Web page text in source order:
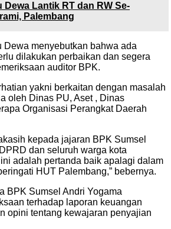
Dewa Lantik RT dan RW Se-
Palembang
Dewa menyebutkan bahwa ada
dilakukan perbaikan dan segera
auditor BPK.
yakni berkaitan dengan masalah
oleh Dinas PU, Aset , Dinas
Organisasi Perangkat Daerah
kepada jajaran BPK Sumsel
dan seluruh warga kota
adalah pertanda baik apalagi dalam
HUT Palembang,” bebernya.
BPK Sumsel Andri Yogama
terhadap laporan keuangan
opini tentang kewajaran penyajian